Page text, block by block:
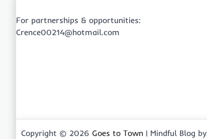
For partnerships & opportunities:
Crence00214@hotmail.com
Copyright © 2026 Goes to Town | Mindful Blog by